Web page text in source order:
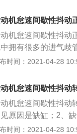
建议到4S店检查燃
压力不正常或进气压
机怠速间歇性抖动
机怠速间歇性抖动
拥有很多的进气歧
管中的混合气体的
燃油滤清器及油箱
应的燃油量，导致混
制阀故障，电喷发
据发动机的转速、温
从而来维持发动机
时间：2021-04-28
机怠速间歇性抖动
机怠速间歇性抖动
原因是缺缸；2、
作或工作不良，就
时间：2021-04-28